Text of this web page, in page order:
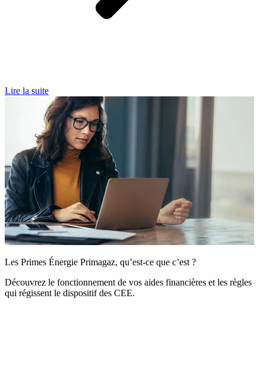
Lire la suite
Les Primes Énergie Primagaz, qu’est-ce que c’est ?
Découvrez le fonctionnement de vos aides financières et les règles
qui régissent le dispositif des CEE.